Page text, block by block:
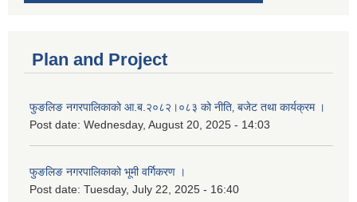
Plan and Project
फुङलिङ नगरपालिकाको आ.ब.२०८२।०८३ को नीति‚ बजेट तथा कार्यक्रम ।
Post date: Wednesday, August 20, 2025 - 14:03
फुङलिङ नगरपालिकाको भूमी वर्गिकरण ।
Post date: Tuesday, July 22, 2025 - 16:40